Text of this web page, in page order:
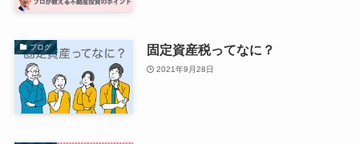
ブログ 固定資産税ってなに？
2021年9月28日